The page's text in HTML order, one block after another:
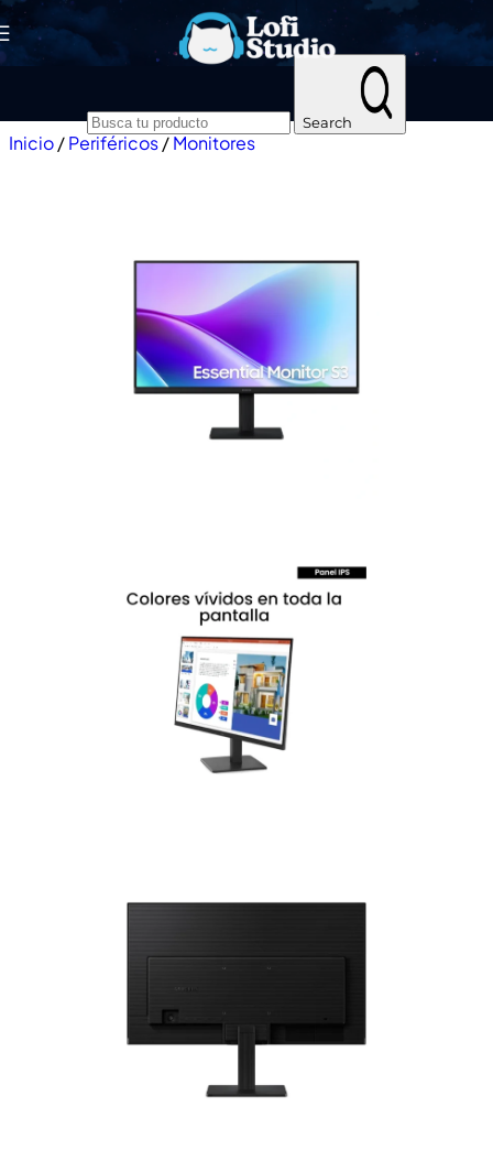
Skip to navigation Skip to main content
Search
Inicio/Periféricos/Monitores